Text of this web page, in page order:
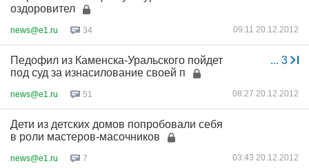
оздоровител
news@e1.ru 34 09:11 20.12.2012
... 3
Педофил из Каменска-Уральского пойдет
под суд за изнасилование своей п
news@e1.ru 51 08:27 20.12.2012
Дети из детских домов попробовали себя
в роли мастеров-масочников
news@e1.ru 7 03:43 20.12.2012